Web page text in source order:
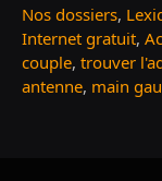
Nos dossiers,
Internet gratuit,
couple, trouver
antenne, main